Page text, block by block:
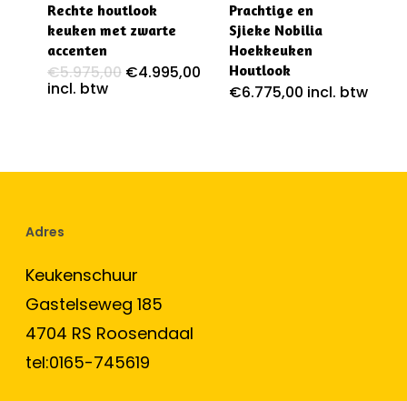
Rechte houtlook
keuken met zwarte
accenten
€5.975,00 Oorspronkelijke
€4.995,00Huidige
prijs
incl. btw
Prachtige en
Sjieke Nobilia
Hoekkeuken
Houtlook
€6.775,00 incl. btw
Adres
Keukenschuur
Gastelseweg 185
4704 RS Roosendaal
tel:0165-745619